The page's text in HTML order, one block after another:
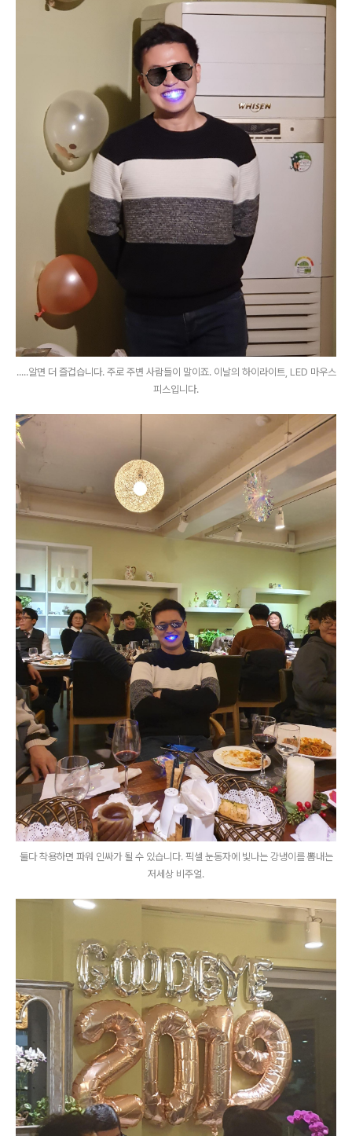
.....알면 더 즐겁습니다. 주로 주변 사람들이 말이죠. 이날의 하이라이트, LED 마우스
피스입니다.
둘다 착용하면 파워 인싸가 될 수 있습니다. 픽셀 눈동자에 빛나는 강냉이를 뽐내는
저세상 비주얼.